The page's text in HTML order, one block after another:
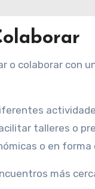
o colaborar con
talleres o
o en
más